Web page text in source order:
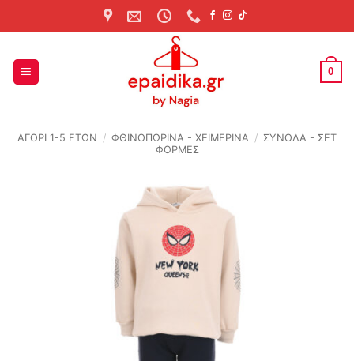
to
0
ΑΓΟΡΙ 1-5 ΕΤΩΝ / ΦΘΙΝΟΠΩΡΙΝΆ - ΧΕΙΜΕΡΙΝΆ / ΣΥΝΟΛΑ - ΣΕΤ
ΦΟΡΜΕΣ